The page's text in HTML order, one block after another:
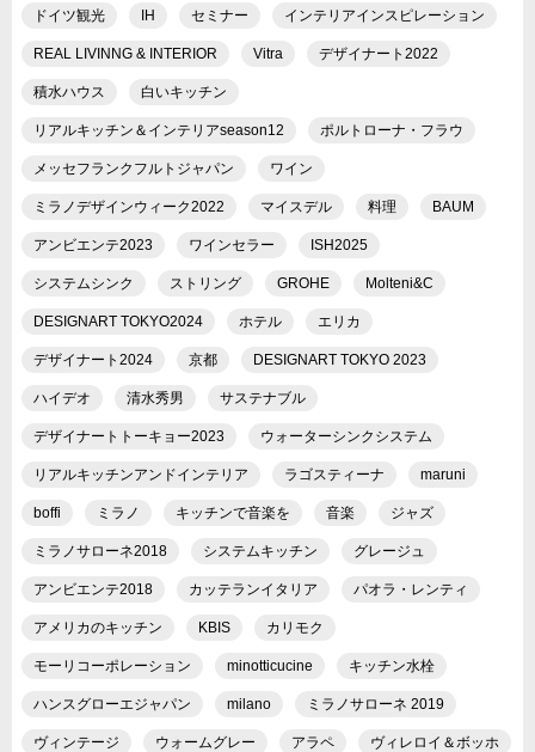
ドイツ観光 IH セミナー インテリアインスピレーション
REAL LIVINNG & INTERIOR Vitra デザイナート2022
積水ハウス 白いキッチン
リアルキッチン＆インテリアseason12 ポルトローナ・フラウ
メッセフランクフルトジャパン ワイン
ミラノデザインウィーク2022 マイスデル 料理 BAUM
アンビエンテ2023 ワインセラー ISH2025
システムシンク ストリング GROHE Molteni&C
DESIGNART TOKYO2024 ホテル エリカ
デザイナート2024 京都 DESIGNART TOKYO 2023
ハイデオ 清水秀男 サステナブル
デザイナートトーキョー2023 ウォーターシンクシステム
リアルキッチンアンドインテリア ラゴスティーナ maruni
boffi ミラノ キッチンで音楽を 音楽 ジャズ
ミラノサローネ2018 システムキッチン グレージュ
アンビエンテ2018 カッテランイタリア パオラ・レンティ
アメリカのキッチン KBIS カリモク
モーリコーポレーション minotticucine キッチン水栓
ハンスグローエジャパン milano ミラノサローネ 2019
ヴィンテージ ウォームグレー アラペ ヴィレロイ＆ボッホ